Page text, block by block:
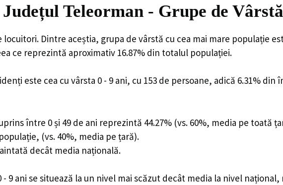
Teleorman - Grupe de Vârstă
Dintre aceștia, grupa de vârstă cu cea mai mare populație
ce reprezintă aproximativ 16.87% din totalul populației.
este cea cu vârsta 0 - 9 ani, cu 153 de persoane, adică 6.31% din
între 0 și 49 de ani reprezintă 44.27% (vs. 60%, media pe toată
(vs. 40%, media pe țară).
decât media națională.
9 ani se situează la un nivel mai scăzut decât media la nivel